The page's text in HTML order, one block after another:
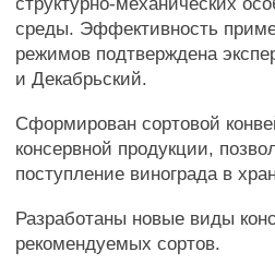
среды. Эффективность
режимов подтверждена
и Декабрьский.
Сформирован сортовой
консервной продукции,
поступление винограда в
Разработаны новые виды
рекомендуемых сортов.